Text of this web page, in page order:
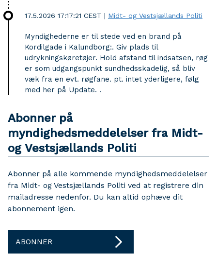
17.5.2026 17:17:21 CEST | Midt- og Vestsjællands Politi
Myndighederne er til stede ved en brand på
Kordilgade i Kalundborg:. Giv plads til
udrykningskøretøjer. Hold afstand til indsatsen, røg
er som udgangspunkt sundhedsskadelig, så bliv
væk fra en evt. røgfane. pt. intet yderligere, følg
med her på Update. .
Abonner på
myndighedsmeddelelser fra Midt-
og Vestsjællands Politi
Abonner på alle kommende myndighedsmeddelelser
fra Midt- og Vestsjællands Politi ved at registrere din
mailadresse nedenfor. Du kan altid ophæve dit
abonnement igen.
ABONNER